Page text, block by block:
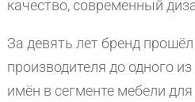
качество, современный
За девять лет бренд
производителя до одного
имён в сегменте мебели